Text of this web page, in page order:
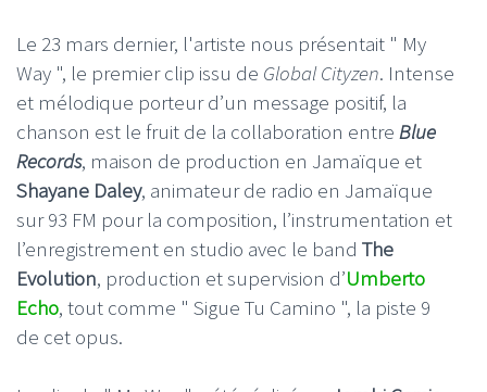
Le 23 mars dernier, l'artiste nous présentait " My
Way ", le premier clip issu de Global Cityzen. Intense
et mélodique porteur d’un message positif, la
chanson est le fruit de la collaboration entre Blue
Records, maison de production en Jamaïque et
Shayane Daley, animateur de radio en Jamaïque
sur 93 FM pour la composition, l’instrumentation et
l’enregistrement en studio avec le band The
Evolution, production et supervision d’Umberto
Echo, tout comme " Sigue Tu Camino ", la piste 9
de cet opus.